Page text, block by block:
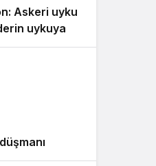
Askeri uyku
uykuya